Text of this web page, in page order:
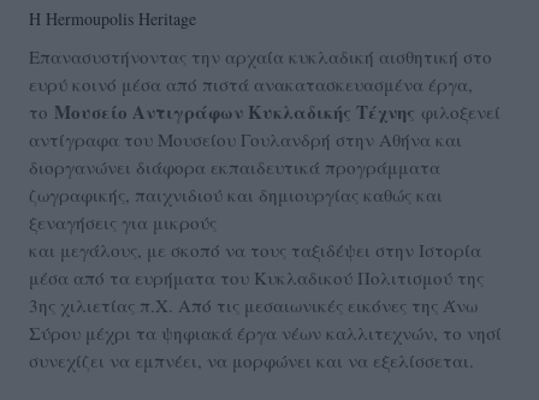
Η Hermoupolis Heritage
Επανασυστήνοντας την αρχαία κυκλαδική αισθητική στο
ευρύ κοινό μέσα από πιστά ανακατασκευασμένα έργα,
το Μουσείο Αντιγράφων Κυκλαδικής Τέχνης φιλοξενεί
αντίγραφα του Μουσείου Γουλανδρή στην Αθήνα και
διοργανώνει διάφορα εκπαιδευτικά προγράμματα
ζωγραφικής, παιχνιδιού και δημιουργίας καθώς και
ξεναγήσεις για μικρούς
και μεγάλους, με σκοπό να τους ταξιδέψει στην Ιστορία
μέσα από τα ευρήματα του Κυκλαδικού Πολιτισμού της
3ης χιλιετίας π.Χ. Από τις μεσαιωνικές εικόνες της Άνω
Σύρου μέχρι τα ψηφιακά έργα νέων καλλιτεχνών, το νησί
συνεχίζει να εμπνέει, να μορφώνει και να εξελίσσεται.